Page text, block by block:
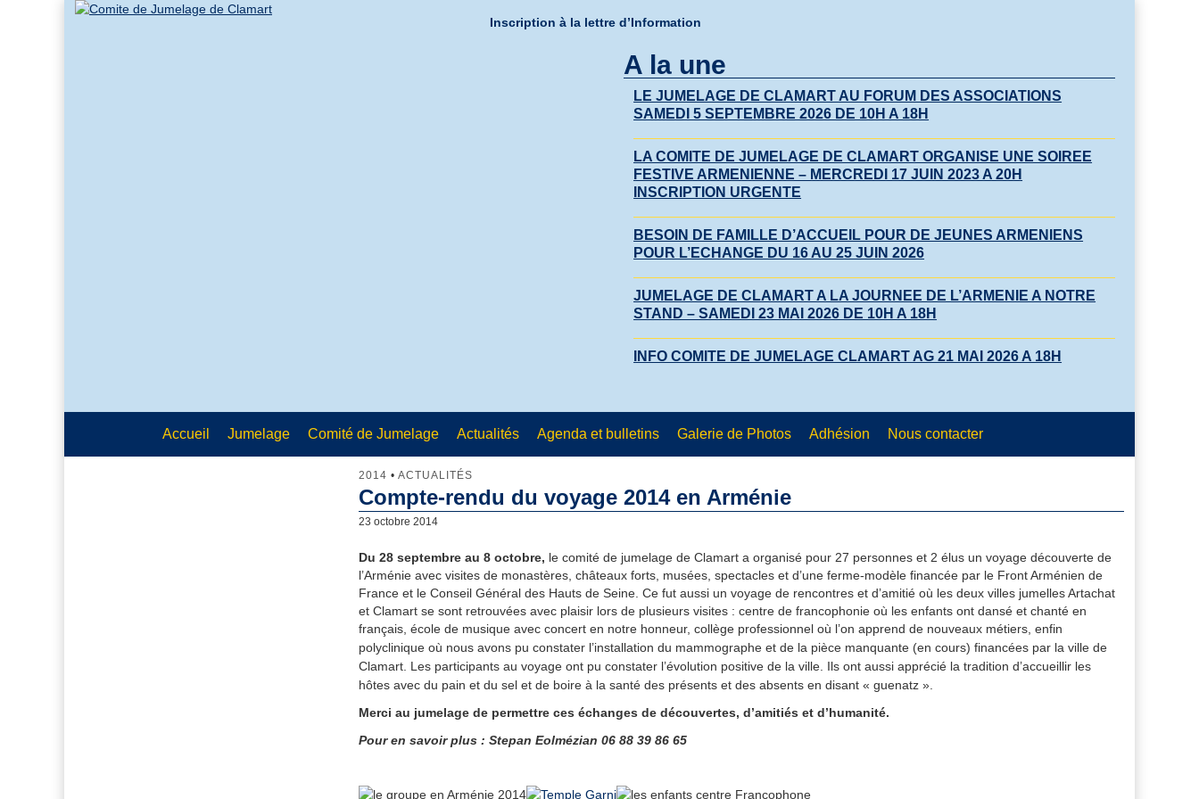
Inscription à la lettre d’Information
A la une
LE JUMELAGE DE CLAMART AU FORUM DES ASSOCIATIONS
SAMEDI 5 SEPTEMBRE 2026 DE 10H A 18H
LA COMITE DE JUMELAGE DE CLAMART ORGANISE UNE SOIREE
FESTIVE ARMENIENNE – MERCREDI 17 JUIN 2023 A 20H
INSCRIPTION URGENTE
BESOIN DE FAMILLE D’ACCUEIL POUR DE JEUNES ARMENIENS
POUR L’ECHANGE DU 16 AU 25 JUIN 2026
JUMELAGE DE CLAMART A LA JOURNEE DE L’ARMENIE A NOTRE
STAND – SAMEDI 23 MAI 2026 DE 10H A 18H
INFO COMITE DE JUMELAGE CLAMART AG 21 MAI 2026 A 18H
Accueil Jumelage Comité de Jumelage Actualités Agenda et bulletins Galerie de Photos Adhésion Nous contacter
2014 • ACTUALITÉS
Compte-rendu du voyage 2014 en Arménie
23 octobre 2014
Du 28 septembre au 8 octobre, le comité de jumelage de Clamart a organisé pour 27 personnes et 2 élus un voyage découverte de
l’Arménie avec visites de monastères, châteaux forts, musées, spectacles et d’une ferme-modèle financée par le Front Arménien de
France et le Conseil Général des Hauts de Seine. Ce fut aussi un voyage de rencontres et d’amitié où les deux villes jumelles Artachat
et Clamart se sont retrouvées avec plaisir lors de plusieurs visites : centre de francophonie où les enfants ont dansé et chanté en
français, école de musique avec concert en notre honneur, collège professionnel où l’on apprend de nouveaux métiers, enfin
polyclinique où nous avons pu constater l’installation du mammographe et de la pièce manquante (en cours) financées par la ville de
Clamart. Les participants au voyage ont pu constater l’évolution positive de la ville. Ils ont aussi apprécié la tradition d’accueillir les
hôtes avec du pain et du sel et de boire à la santé des présents et des absents en disant « guenatz ».
Merci au jumelage de permettre ces échanges de découvertes, d’amitiés et d’humanité.
Pour en savoir plus : Stepan Eolmézian 06 88 39 86 65